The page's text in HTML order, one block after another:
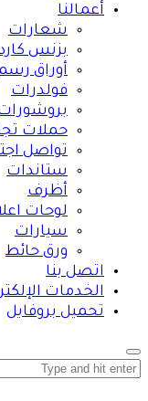
أعمالنا
شعارات
بزنس
أوراق
فولدرات
حملات
تواصل
ستاندات
أظرف
لوحات
سيارات
ورق حائط
اتصل بنا
الخدمات
تحميل بروفايل